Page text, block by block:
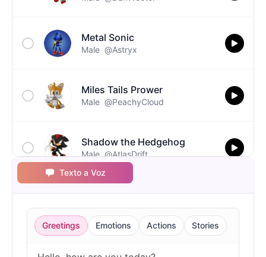
Metal Sonic
Male @Astryx
Miles Tails Prower
Male @PeachyCloud
Shadow the Hedgehog
Male @AtlasDrift
Silver the Hedgehog
Male @BlueWillow
Texto a Voz
Greetings Emotions Actions Stories